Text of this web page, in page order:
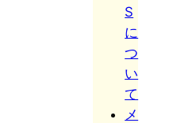
S
に
つ
い
て
メ